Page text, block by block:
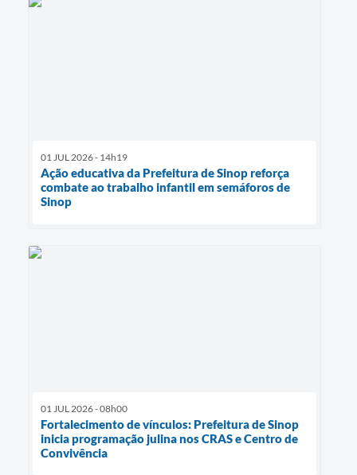
01 JUL 2026 - 14h19
Ação educativa da Prefeitura de Sinop reforça
combate ao trabalho infantil em semáforos de
Sinop
01 JUL 2026 - 08h00
Fortalecimento de vínculos: Prefeitura de Sinop
inicia programação julina nos CRAS e Centro de
Convivência